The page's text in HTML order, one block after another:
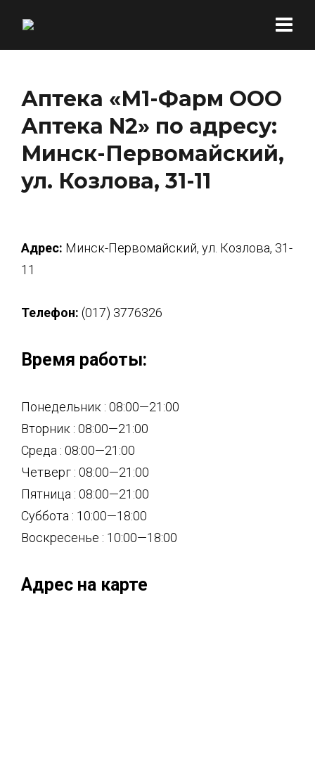
Аптека «М1-Фарм ООО
Аптека N2» по адресу:
Минск-Первомайский,
ул. Козлова, 31-11
Адрес: Минск-Первомайский, ул. Козлова, 31-
11
Телефон: (017) 3776326
Время работы:
Понедельник : 08:00—21:00
Вторник : 08:00—21:00
Среда : 08:00—21:00
Четверг : 08:00—21:00
Пятница : 08:00—21:00
Суббота : 10:00—18:00
Воскресенье : 10:00—18:00
Адрес на карте